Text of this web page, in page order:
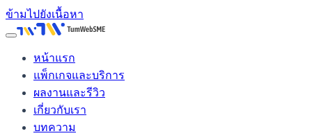
ข้ามไปยังเนื้อหา
หน้าแรก
แพ็กเกจและบริการ
ผลงานและรีวิว
เกี่ยวกับเรา
บทความ